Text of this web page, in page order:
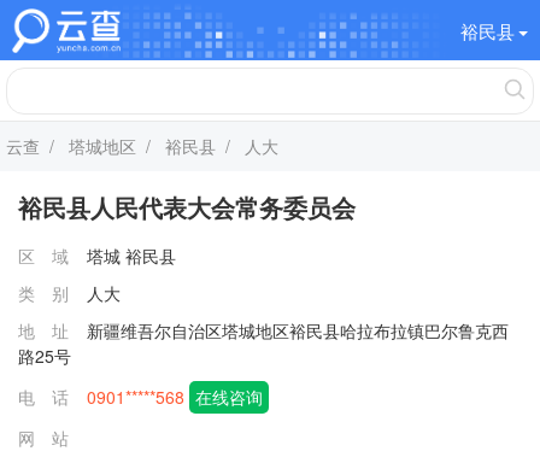
裕民县
云查 / 塔城地区 / 裕民县 / 人大
裕民县人民代表大会常务委员会
区 域 塔城 裕民县
类 别
人大
地 址
新疆维吾尔自治区塔城地区裕民县哈拉布拉镇巴尔鲁克西
路25号
电 话
0901*****568 在线咨询
网 站